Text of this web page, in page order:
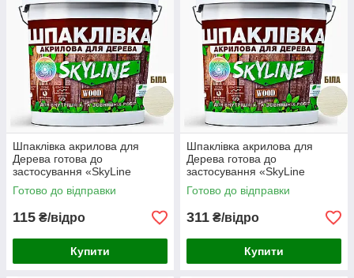
Шпаклівка акрилова для
Дерева готова до
застосування «SkyLine
Wood» Білий 1.5 кг
Готово до відправки
115 ₴/відро
Купити
Шпаклівка акрилова для
Дерева готова до
застосування «SkyLine
Wood» Білий 4.5 кг
Готово до відправки
311 ₴/відро
Купити